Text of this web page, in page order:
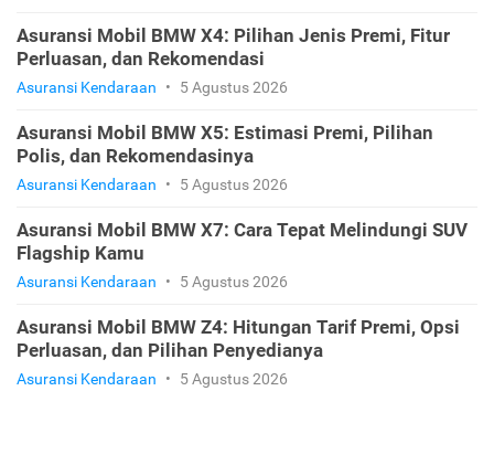
Asuransi Mobil BMW X4: Pilihan Jenis Premi, Fitur
Perluasan, dan Rekomendasi
Asuransi Kendaraan • 5 Agustus 2026
Asuransi Mobil BMW X5: Estimasi Premi, Pilihan
Polis, dan Rekomendasinya
Asuransi Kendaraan • 5 Agustus 2026
Asuransi Mobil BMW X7: Cara Tepat Melindungi SUV
Flagship Kamu
Asuransi Kendaraan • 5 Agustus 2026
Asuransi Mobil BMW Z4: Hitungan Tarif Premi, Opsi
Perluasan, dan Pilihan Penyedianya
Asuransi Kendaraan • 5 Agustus 2026